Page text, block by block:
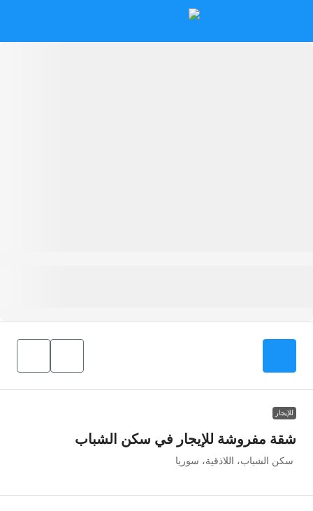
للإيجار
شقة مفروشة للإيجار في سكن الشباب
سكن الشباب، اللاذقية، سوريا